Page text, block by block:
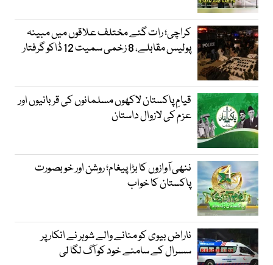
کراچی؛ رات گئے مختلف علاقوں میں مبینہ
پولیس مقابلے، 8 زخمی سمیت 12 ڈاکو گرفتار
قیامِ پاکستان لاکھوں مسلمانوں کی قربانیوں اور
عزم کی لازوال داستان
ننھی آوازوں کا بڑا پیغام؛ روشن اور خوبصورت
پاکستان کا خواب
ناراض بیوی کو منانے والے شوہر نے انکار پر
سسرال کے سامنے خود کو آگ لگا لی